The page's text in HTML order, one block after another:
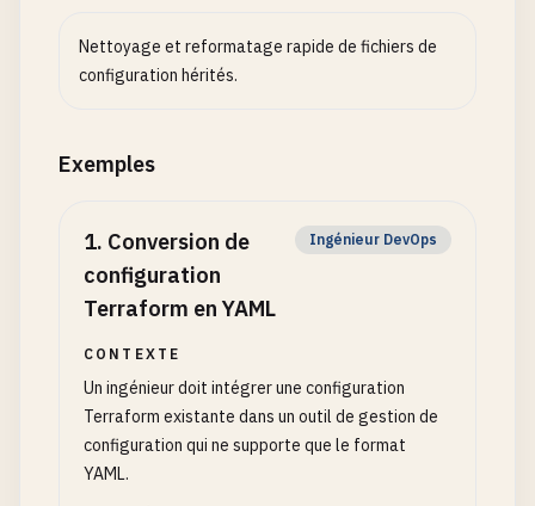
Nettoyage et reformatage rapide de fichiers de
configuration hérités.
Exemples
1. Conversion de
configuration
Terraform en YAML
Ingénieur DevOps
CONTEXTE
Un ingénieur doit intégrer une configuration
Terraform existante dans un outil de gestion de
configuration qui ne supporte que le format
YAML.